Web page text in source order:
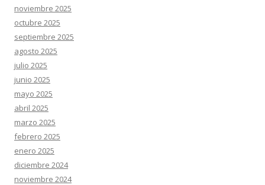
noviembre 2025
octubre 2025
septiembre 2025
agosto 2025
julio 2025
junio 2025
mayo 2025
abril 2025
marzo 2025
febrero 2025
enero 2025
diciembre 2024
noviembre 2024